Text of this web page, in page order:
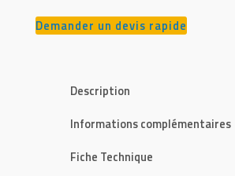
Demander un devis rapide
Description
Informations complémentaires
Fiche Technique